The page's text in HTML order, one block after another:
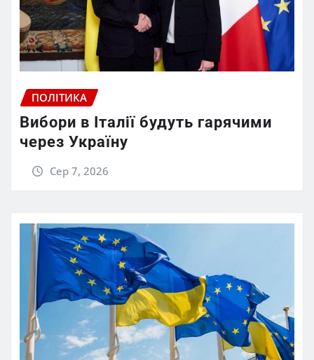
ПОЛІТИКА
Вибори в Італії будуть гарячими
через Україну
Сер 7, 2026